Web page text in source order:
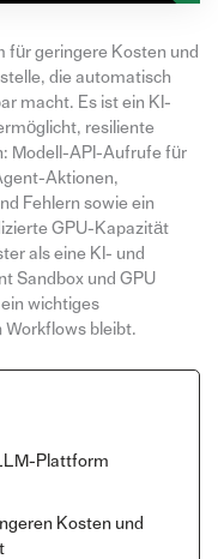
geringere Kosten und
die automatisch
macht. Es ist ein KI-
resiliente
Modell-API-Aufrufe für
Aktionen,
Fehlern sowie ein
GPU-Kapazität
als eine KI- und
Sandbox und GPU
wichtiges
Workflows bleibt.
Plattform
Kosten und